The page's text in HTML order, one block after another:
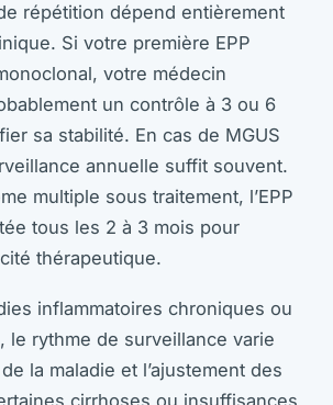
répétition dépend entièrement
Si votre première EPP
votre médecin
un contrôle à 3 ou 6
sa stabilité. En cas de MGUS
annuelle suffit souvent.
multiple sous traitement, l’EPP
tous les 2 à 3 mois pour
thérapeutique.
inflammatoires chroniques ou
le rythme de surveillance varie
la maladie et l’ajustement des